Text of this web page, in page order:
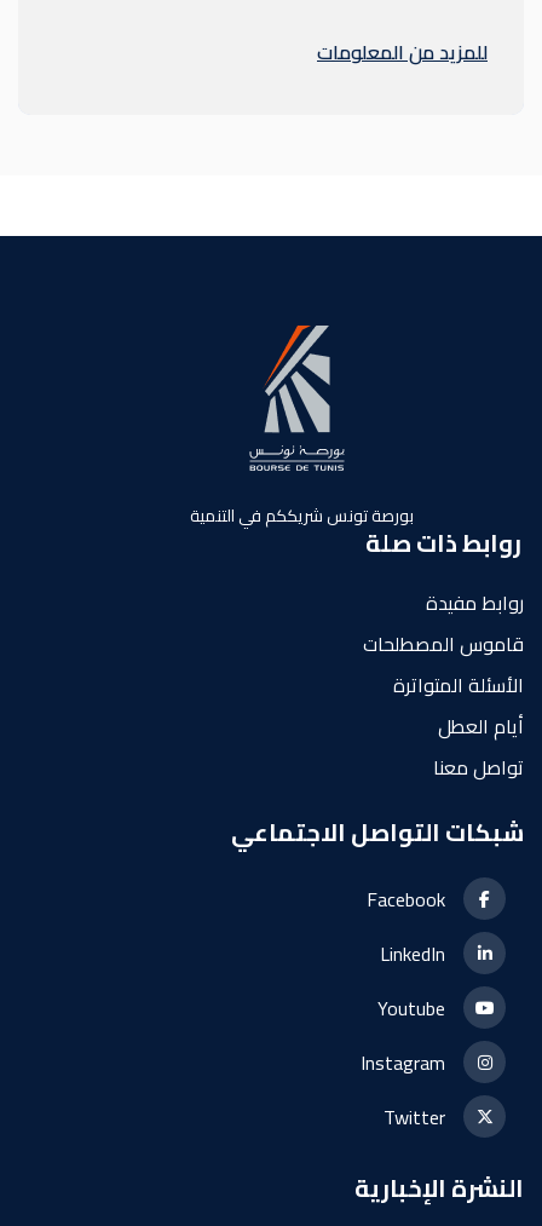
للمزيد من المعلومات
بورصة تونس شريككم في التنمية
روابط ذات صلة
روابط مفيدة
قاموس المصطلحات
الأسئلة المتواترة
أيام العطل
تواصل معنا
شبكات التواصل الاجتماعي
Facebook
LinkedIn
Youtube
Instagram
Twitter
النشرة الإخبارية